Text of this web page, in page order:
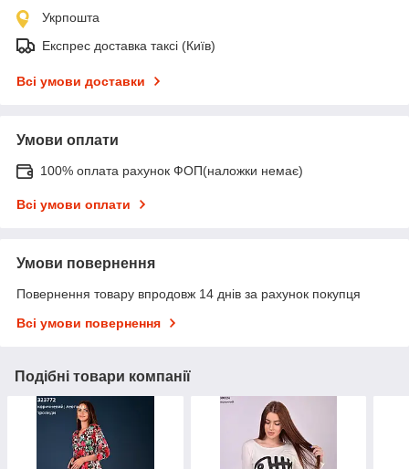
Укрпошта
Експрес доставка таксі (Київ)
Всі умови доставки
Умови оплати
100% оплата рахунок ФОП(наложки немає)
Всі умови оплати
Умови повернення
Повернення товару впродовж 14 днів за рахунок покупця
Всі умови повернення
Подібні товари компанії